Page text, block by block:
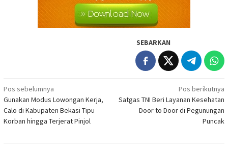
SEBARKAN
Navigasi
pos
Pos sebelumnya
Gunakan Modus Lowongan Kerja,
Calo di Kabupaten Bekasi Tipu
Korban hingga Terjerat Pinjol
Pos berikutnya
Satgas TNI Beri Layanan Kesehatan
Door to Door di Pegunungan
Puncak